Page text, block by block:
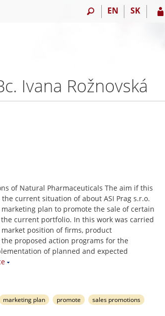
EN SK
Ivana Rožnovská
of Natural Pharmaceuticals The aim if this
the current situation of about ASI Prag s.r.o.
plan to promote the sale of certain
current portfolio. In this work was carried
position of firms, product
proposed action programs for the
of planned and expected
marketing plan promote
sales promotions